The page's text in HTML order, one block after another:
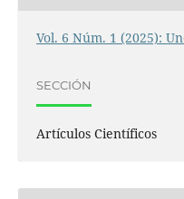
Vol. 6 Núm. 1 (2025):
SECCIÓN
Artículos Científicos